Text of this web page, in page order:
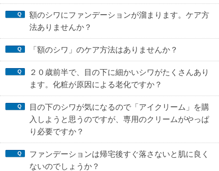
額のシワにファンデーションが溜まります。ケア方
法ありませんか？
「額のシワ」のケア方法はありませんか？
２０歳前半で、目の下に細かいシワがたくさんあり
ます。化粧が原因による老化ですか？
目の下のシワが気になるので「アイクリーム」を購
入しようと思うのですが、専用のクリームがやっぱ
り必要ですか？
ファンデーションは帰宅後すぐ落さないと肌に良く
ないのでしょうか？